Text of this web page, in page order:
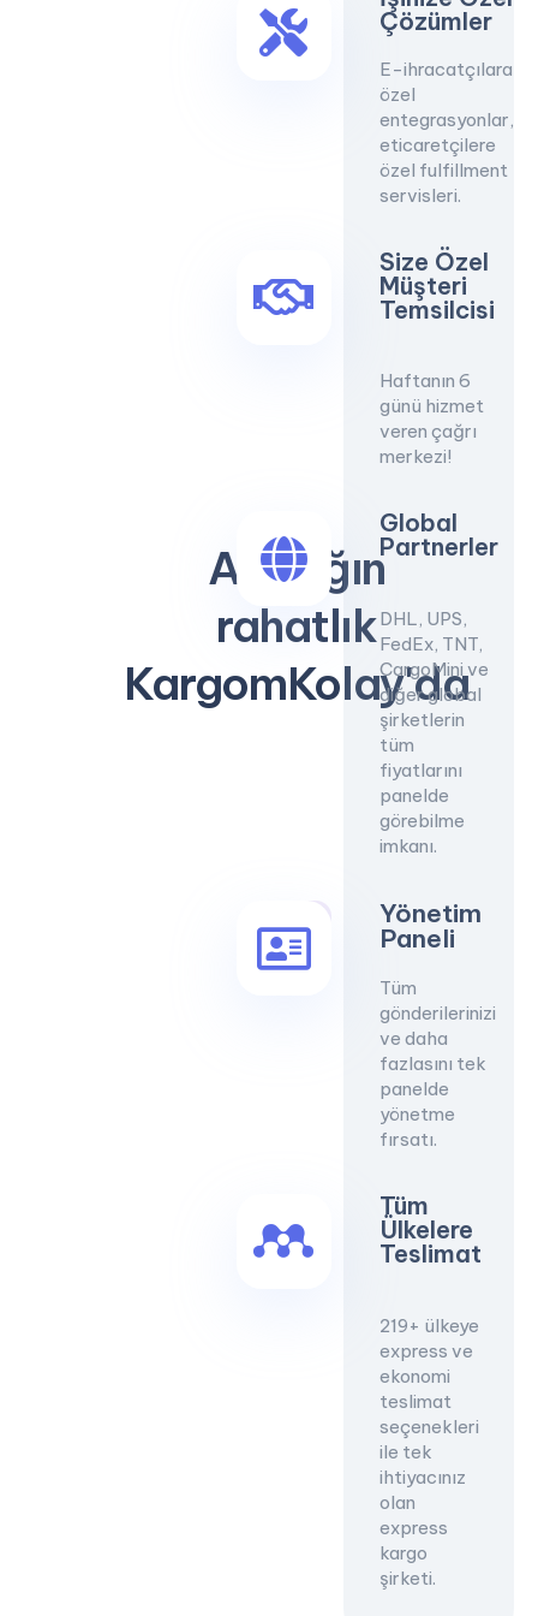
Aradığın
rahatlık
KargomKolay'da
Çözümler
E-ihracatçılara
özel
entegrasyonlar,
eticaretçilere
özel fulfillment
servisleri.
Size Özel
Müşteri
Temsilcisi
Haftanın 6
günü hizmet
veren çağrı
merkezi!
Global
Partnerler
DHL, UPS,
FedEx, TNT,
CargoMini ve
diğer global
şirketlerin
tüm
fiyatlarını
panelde
görebilme
imkanı.
Yönetim
Paneli
Tüm
gönderilerinizi
ve daha
fazlasını tek
panelde
yönetme
fırsatı.
Tüm
Ülkelere
Teslimat
219+ ülkeye
express ve
ekonomi
teslimat
seçenekleri
ile tek
ihtiyacınız
olan
express
kargo
şirketi.